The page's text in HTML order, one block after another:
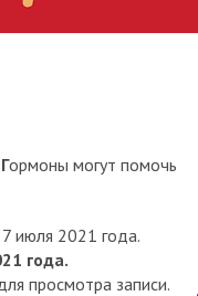
Гормоны могут помочь
июля 2021 года.
года.
просмотра записи.